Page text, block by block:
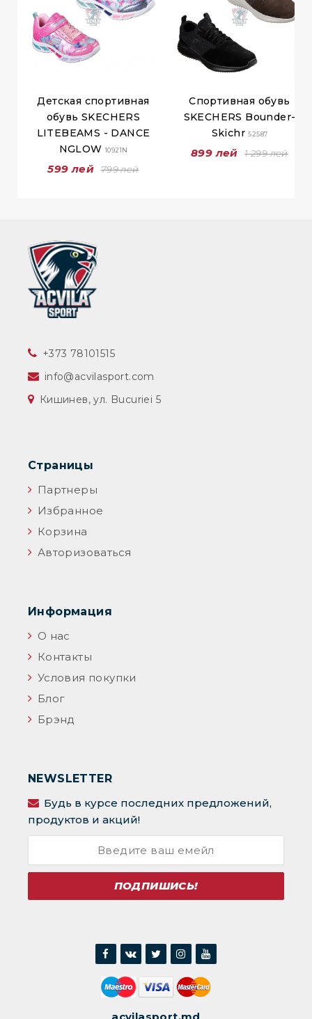
Детская спортивная
обувь SKECHERS
LITEBEAMS - DANCE
NGLOW10921N
599 лей 799 лей
Спортивная обувь
SKECHERS Bounder-
Skichr52587
899 лей 1 299 лей
‎+373 78101515
info@acvilasport.com
Кишинев, ул. Bucuriei 5
Страницы
Партнеры
Избранное
Корзина
Авторизоваться
Информация
О нас
Контакты
Условия покупки
Блог
Брэнд
NEWSLETTER
Будь в курсе последних предложений,
продуктов и акций!
ПОДПИШИСЬ!